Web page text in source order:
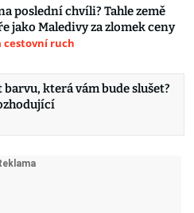
poslední chvíli? Tahle země
jako Maledivy za zlomek ceny
cestovní ruch
barvu, která vám bude slušet?